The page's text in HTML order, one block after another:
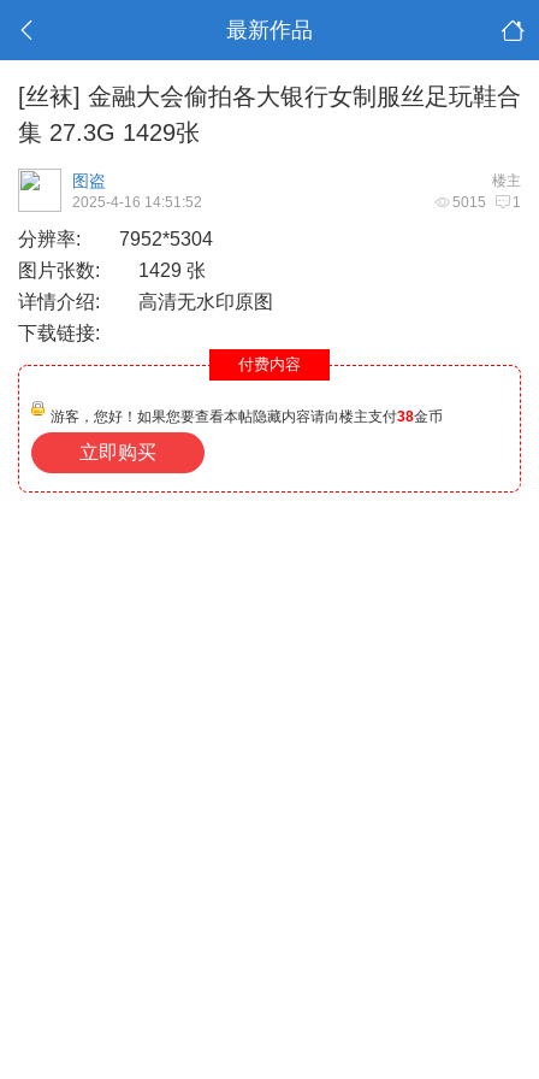
最新作品
[丝袜] 金融大会偷拍各大银行女制服丝足玩鞋合
集 27.3G 1429张
楼主
图盗
5015 1
2025-4-16 14:51:52
分辨率: 7952*5304
图片张数: 1429 张
详情介绍: 高清无水印原图
下载链接:
付费内容
游客，您好！如果您要查看本帖隐藏内容请向楼主支付38金币
立即购买